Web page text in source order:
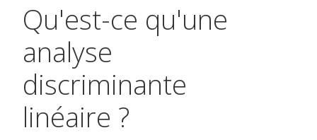
Qu'est-ce qu'une
analyse
discriminante
linéaire ?